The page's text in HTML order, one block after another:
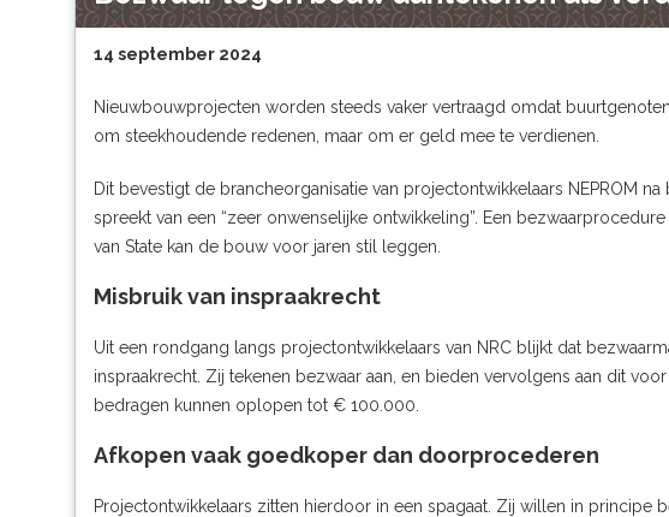
14 september 2024
Nieuwbouwprojecten worden steeds vaker vertraagd omdat
om steekhoudende redenen, maar om er geld mee te verdienen.
Dit bevestigt de brancheorganisatie van projectontwikkelaars NEPROM
spreekt van een “zeer onwenselijke ontwikkeling”. Een
van State kan de bouw voor jaren stil leggen.
Misbruik van inspraakrecht
Uit een rondgang langs projectontwikkelaars van NRC blijkt dat
inspraakrecht. Zij tekenen bezwaar aan, en bieden vervolgens aan dit
bedragen kunnen oplopen tot € 100.000.
Afkopen vaak goedkoper dan doorprocederen
Projectontwikkelaars zitten hierdoor in een spagaat. Zij willen in principe